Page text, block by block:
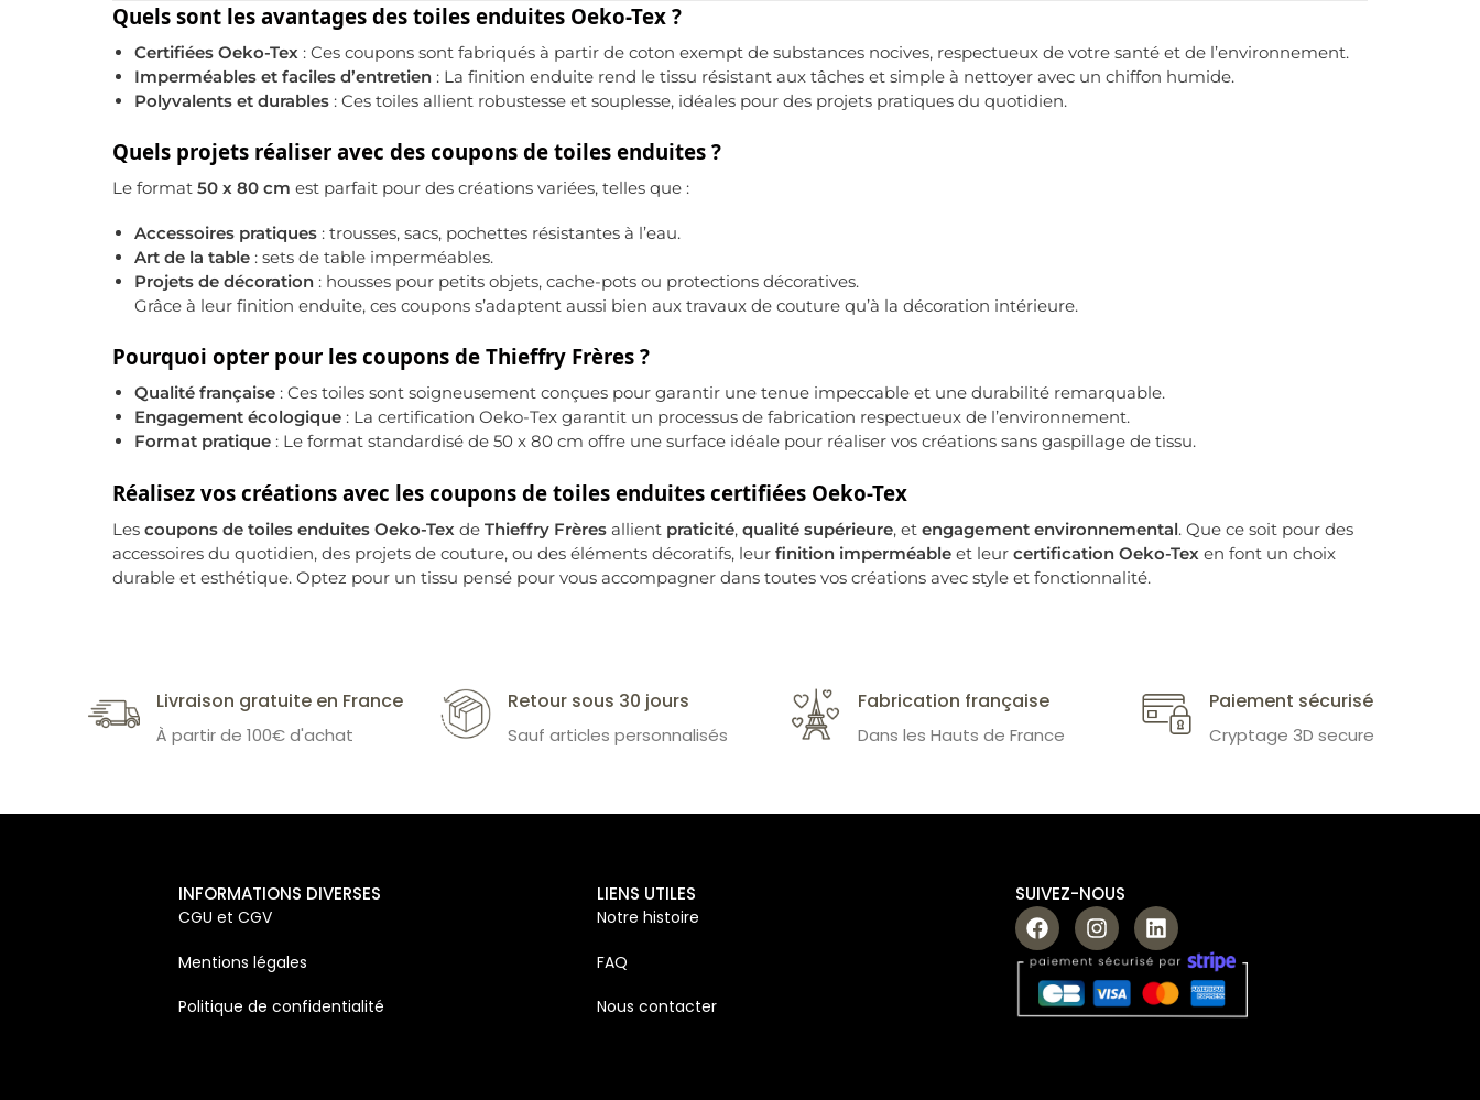
Quels sont les avantages des toiles enduites Oeko-Tex ?
Certifiées Oeko-Tex : Ces coupons sont fabriqués à partir de coton exempt de substances nocives, respectueux de votre santé et de l’environnement.
Imperméables et faciles d’entretien : La finition enduite rend le tissu résistant aux tâches et simple à nettoyer avec un chiffon humide.
Polyvalents et durables : Ces toiles allient robustesse et souplesse, idéales pour des projets pratiques du quotidien.
Quels projets réaliser avec des coupons de toiles enduites ?
Le format 50 x 80 cm est parfait pour des créations variées, telles que :
Accessoires pratiques : trousses, sacs, pochettes résistantes à l’eau.
Art de la table : sets de table imperméables.
Projets de décoration : housses pour petits objets, cache-pots ou protections décoratives.
Grâce à leur finition enduite, ces coupons s’adaptent aussi bien aux travaux de couture qu’à la décoration intérieure.
Pourquoi opter pour les coupons de Thieffry Frères ?
Qualité française : Ces toiles sont soigneusement conçues pour garantir une tenue impeccable et une durabilité remarquable.
Engagement écologique : La certification Oeko-Tex garantit un processus de fabrication respectueux de l’environnement.
Format pratique : Le format standardisé de 50 x 80 cm offre une surface idéale pour réaliser vos créations sans gaspillage de tissu.
Réalisez vos créations avec les coupons de toiles enduites certifiées Oeko-Tex
Les coupons de toiles enduites Oeko-Tex de Thieffry Frères allient praticité, qualité supérieure, et engagement environnemental. Que ce soit pour des
accessoires du quotidien, des projets de couture, ou des éléments décoratifs, leur finition imperméable et leur certification Oeko-Tex en font un choix
durable et esthétique. Optez pour un tissu pensé pour vous accompagner dans toutes vos créations avec style et fonctionnalité.
Livraison gratuite en France
À partir de 100€ d'achat
Retour sous 30 jours
Sauf articles personnalisés
Fabrication française
Dans les Hauts de France
Paiement sécurisé
Cryptage 3D secure
INFORMATIONS DIVERSES
CGU et CGV
Mentions légales
Politique de confidentialité
LIENS UTILES
Notre histoire
FAQ
Nous contacter
SUIVEZ-NOUS